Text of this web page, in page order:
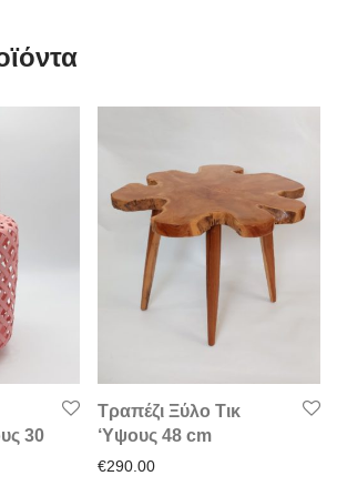
30
Τραπέζι Ξύλο Τικ
‘Υψους 48 cm
€290.00